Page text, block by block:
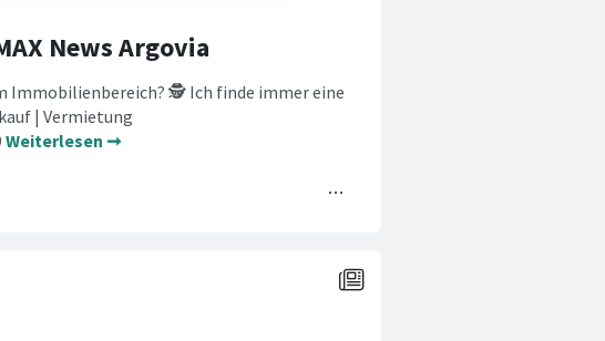
News Argovia
Immobilienbereich? 🕵️ Ich finde immer eine
| Vermietung
Weiterlesen ➞